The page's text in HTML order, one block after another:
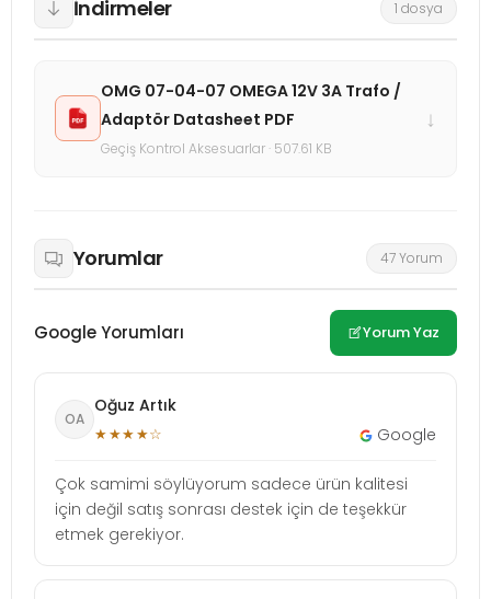
İndirmeler 1 dosya
OMG 07-04-07 OMEGA 12V 3A Trafo /
Adaptör Datasheet PDF
Geçiş Kontrol Aksesuarlar · 507.61 KB
↓
Yorumlar 47 Yorum
Google Yorumları Yorum Yaz
OA
Oğuz Artık
★★★★☆ Google
Çok samimi söylüyorum sadece ürün kalitesi
için değil satış sonrası destek için de teşekkür
etmek gerekiyor.